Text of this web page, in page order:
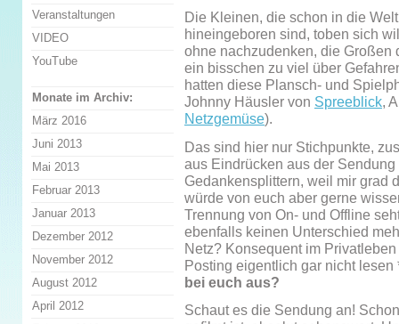
Die Kleinen, die schon in die
hineingeboren sind, toben sich
ohne nachzudenken, die Großen
ein bisschen zu viel über
hatten diese Plansch- und
Johnny Häusler von Spreeblick,
Netzgemüse).
Das sind hier nur Stichpunkte,
aus Eindrücken aus der
Gedankensplittern, weil mir grad
würde von euch aber gerne
Trennung von On- und Offline
ebenfalls keinen Unterschied
Netz? Konsequent im
Posting eigentlich gar nicht
bei euch aus?
Schaut es die Sendung an!
Veranstaltungen
VIDEO
YouTube
Monate im Archiv:
März 2016
Juni 2013
Mai 2013
Februar 2013
Januar 2013
Dezember 2012
November 2012
August 2012
April 2012